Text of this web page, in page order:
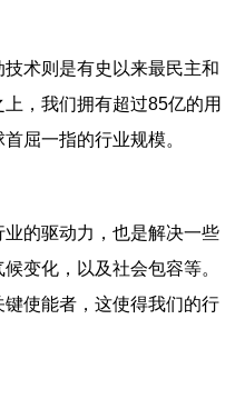
术则是有史以来最民主和
，我们拥有超过85亿的用
屈一指的行业规模。
的驱动力，也是解决一些
变化，以及社会包容等。
使能者，这使得我们的行